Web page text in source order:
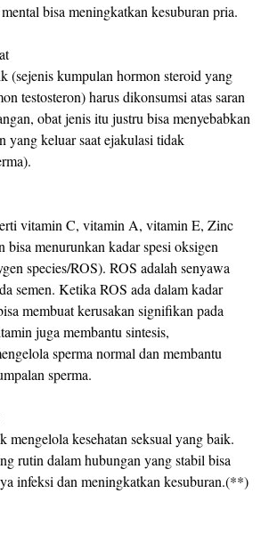
bisa meningkatkan kesuburan pria.
(sejenis kumpulan hormon steroid yang
testosteron) harus dikonsumsi atas saran
obat jenis itu justru bisa menyebabkan
yang keluar saat ejakulasi tidak
vitamin C, vitamin A, vitamin E, Zinc
menurunkan kadar spesi oksigen
species/ROS). ROS adalah senyawa
semen. Ketika ROS ada dalam kadar
membuat kerusakan signifikan pada
juga membantu sintesis,
sperma normal dan membantu
sperma.
mengelola kesehatan seksual yang baik.
rutin dalam hubungan yang stabil bisa
infeksi dan meningkatkan kesuburan.(**)